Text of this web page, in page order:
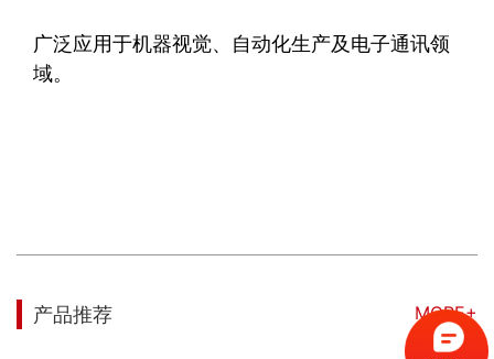
广泛应用于机器视觉、自动化生产及电子通讯领
域。
产品推荐 MORE+